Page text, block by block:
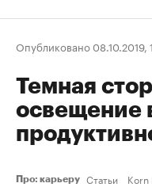
Опубликовано 08.10.2019,
Темная
освещение
Про: карьеру Статьи Korn